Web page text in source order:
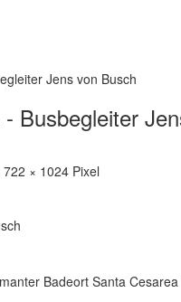
Busbegleiter
× 1024 Pixel